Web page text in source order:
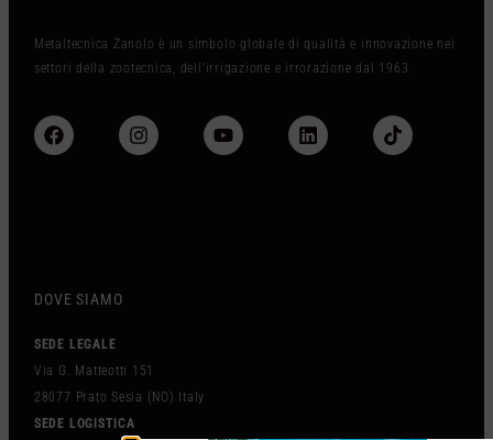
Metaltecnica Zanolo è un simbolo globale di qualità e innovazione nei
settori della zootecnica, dell’irrigazione e irrorazione dal 1963.
DOVE SIAMO
SEDE LEGALE
Via G. Matteotti 151
28077 Prato Sesia (NO) Italy
SEDE LOGISTICA